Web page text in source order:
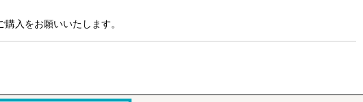
入をお願いいたします。